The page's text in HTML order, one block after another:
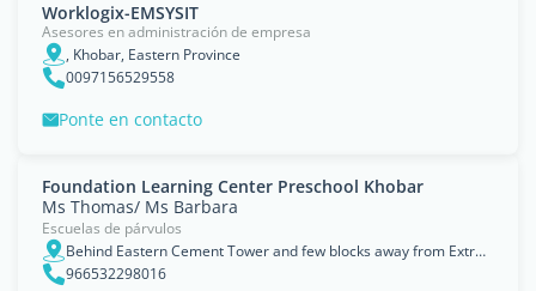
Worklogix-EMSYSIT
Asesores en administración de empresa
, Khobar, Eastern Province
0097156529558
Ponte en contacto
Foundation Learning Center Preschool Khobar
Ms Thomas/ Ms Barbara
Escuelas de párvulos
Behind Eastern Cement Tower and few blocks away from Extra., Khobar, Eastern Province
966532298016